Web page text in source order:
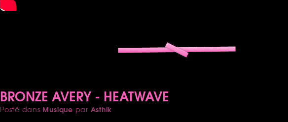
BRONZE AVERY - HEATWAVE
Posté dans Musique par Asthik